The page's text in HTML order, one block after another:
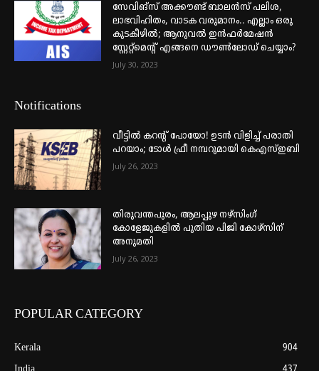
സേവിങ്സ് അക്കൗണ്ട് ബാലൻസ് പലിശ,
ലാഭവിഹിതം, വാടക വരുമാനം.. എല്ലാം ഒരു
കുടകീഴിൽ; ആനുവൽ ഇൻഫർമേഷൻ
സ്റ്റേറ്റ്മെന്റ് എങ്ങനെ ഡൗൺലോഡ് ചെയ്യാം?
July 30, 2023
Notifications
വീട്ടില്‍ കറന്റ് പോയോ! ഉടന്‍ വിളിച്ച് പരാതി
പറയാം; ടോള്‍ ഫ്രീ നമ്പറുമായി കെഎസ്ഇബി
July 26, 2023
തിരുവന്തപുരം, ആലപ്പുഴ നഴ്‌സിംഗ്
കോളേജുകളില്‍ പുതിയ പിജി കോഴ്‌സിന്
അനുമതി
July 26, 2023
POPULAR CATEGORY
Kerala
904